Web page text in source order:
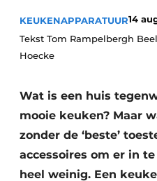
Video’s
KEUKENAPPARATUUR14
Tekst Tom Rampelbergh
Hoecke
Wat is een huis
mooie keuken? Maar
zonder de ‘beste’
accessoires om er in
heel weinig. Een